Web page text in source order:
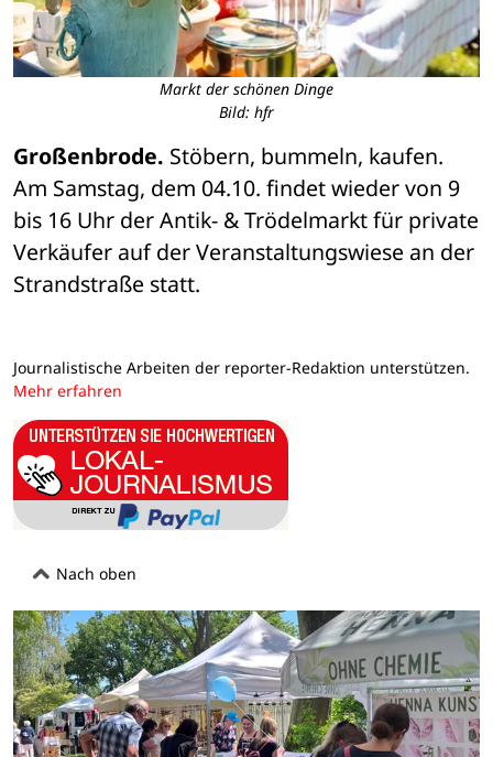
Markt der schönen Dinge
Bild: hfr
Großenbrode. Stöbern, bummeln, kaufen.
Am Samstag, dem 04.10. findet wieder von 9
bis 16 Uhr der Antik- & Trödelmarkt für private
Verkäufer auf der Veranstaltungswiese an der
Strandstraße statt.
Journalistische Arbeiten der reporter-Redaktion unterstützen.
Mehr erfahren
Nach oben